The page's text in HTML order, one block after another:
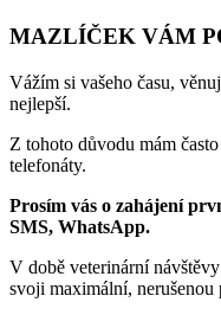
MAZLÍČEK VÁM
Vážím si vašeho času,
nejlepší.
Z tohoto důvodu mám
telefonáty.
Prosím vás o zahájení
SMS, WhatsApp.
V době veterinární
svoji maximální, nerušenou